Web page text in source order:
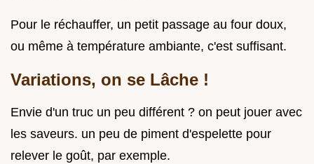
Pour le réchauffer, un petit passage au four doux,
ou même à température ambiante, c'est suffisant.
Variations, on se Lâche !
Envie d'un truc un peu différent ? on peut jouer avec
les saveurs. un peu de piment d'espelette pour
relever le goût, par exemple.